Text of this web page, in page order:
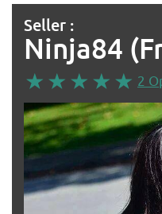
Seller :
Ninja84
2